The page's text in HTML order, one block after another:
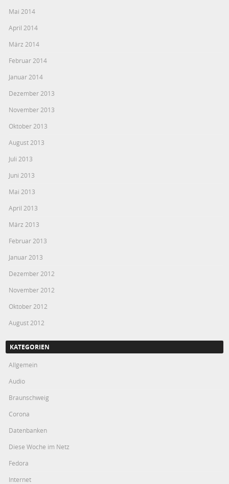
Mai 2014
April 2014
März 2014
Februar 2014
Januar 2014
Dezember 2013
November 2013
Oktober 2013
August 2013
Juli 2013
Juni 2013
Mai 2013
April 2013
März 2013
Februar 2013
Januar 2013
Dezember 2012
November 2012
Oktober 2012
August 2012
KATEGORIEN
Allgemein
Audio
Braunschweig
Corona
Datenbanken
Diese Woche im Netz
Fedora
Internet